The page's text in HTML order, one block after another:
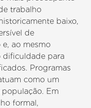
trabalho
baixo,
de
ao mesmo
dificuldade para
Programas
como um
Em
formal,